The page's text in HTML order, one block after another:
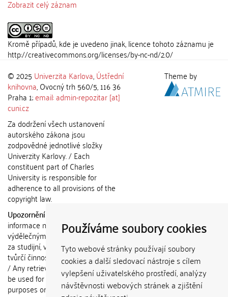
Používáme soubory cookies
Tyto webové stránky používají soubory
cookies a další sledovací nástroje s cílem
vylepšení uživatelského prostředí, analýzy
návštěvnosti webových stránek a zjištění
Zobrazit celý záznam
Kromě případů, kde je uvedeno jinak, licence tohoto záznamu je
http://creativecommons.org/licenses/by-nc-nd/2.0/
© 2025 Univerzita Karlova,Ústřední
knihovna, Ovocný trh 560/5, 116 36
Praha 1;email: admin-repozitar [at]
cuni.cz
Za dodržení všech ustanovení
autorského zákona jsou
zodpovědné jednotlivé složky
Univerzity Karlovy. / Each
constituent part of Charles
University is responsible for
adherence to all provisions of the
copyright law.
Upozornění / Notice:
informace nemohou být použity k
výdělečným účelům nebo vydávány
za studijní, vědeckou nebo jinou
tvůrčí činnost jiné osoby než autora.
/ Any retrieved information shall not
be used for any commercial
purposes or claimed as results of
Theme by